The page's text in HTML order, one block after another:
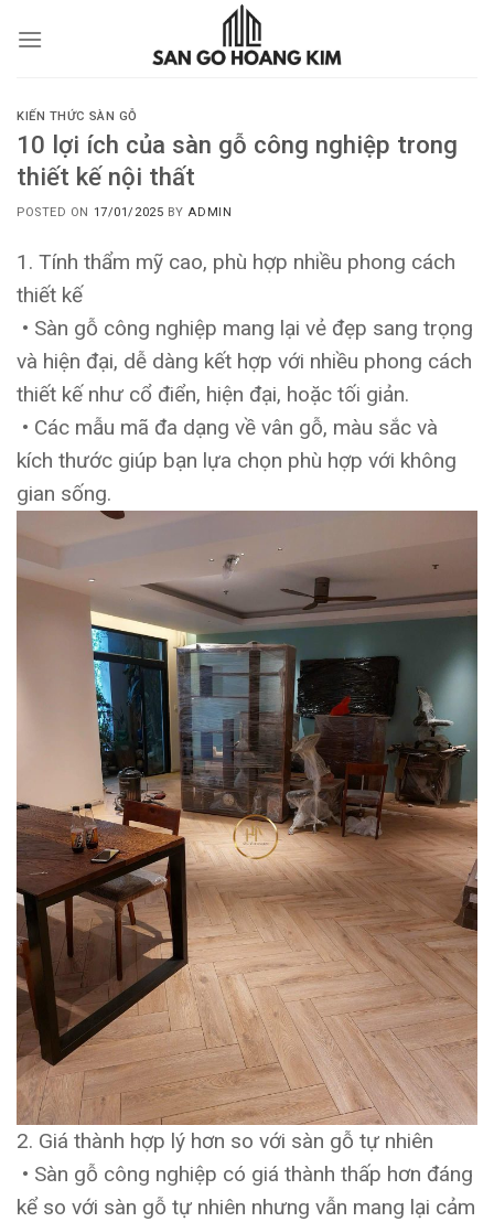
KIẾN THỨC SÀN GỖ
10 lợi ích của sàn gỗ công nghiệp trong
thiết kế nội thất
POSTED ON 17/01/2025 BYADMIN
1. Tính thẩm mỹ cao, phù hợp nhiều phong cách
thiết kế
• Sàn gỗ công nghiệp mang lại vẻ đẹp sang trọng
và hiện đại, dễ dàng kết hợp với nhiều phong cách
thiết kế như cổ điển, hiện đại, hoặc tối giản.
• Các mẫu mã đa dạng về vân gỗ, màu sắc và
kích thước giúp bạn lựa chọn phù hợp với không
gian sống.
2. Giá thành hợp lý hơn so với sàn gỗ tự nhiên
• Sàn gỗ công nghiệp có giá thành thấp hơn đáng
kể so với sàn gỗ tự nhiên nhưng vẫn mang lại cảm